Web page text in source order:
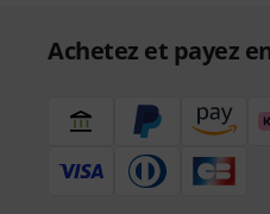
Achetez et payez